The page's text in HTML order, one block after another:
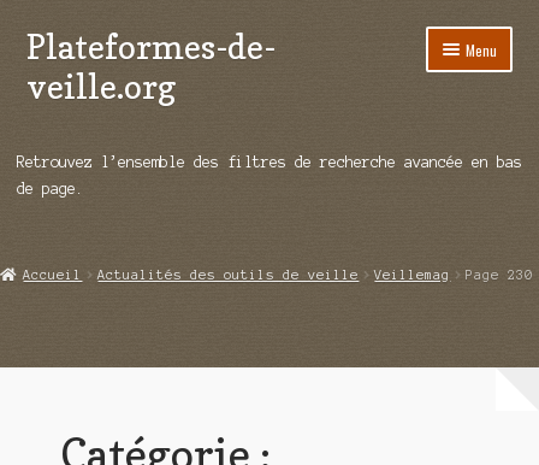
Aller
à
la
Aller
au
contenu
Plateformes-de-
veille.org
Menu
Répertoire d’ouitils
enfant
Retrouvez l’ensemble des filtres de recherche avancée en bas
de page.
Accueil Actualités des outils de veille Veillemag Page 230
Catégorie :